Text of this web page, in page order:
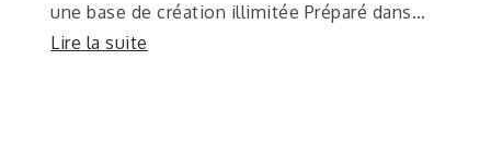
une base de création illimitée Préparé dans…
Lire la suite